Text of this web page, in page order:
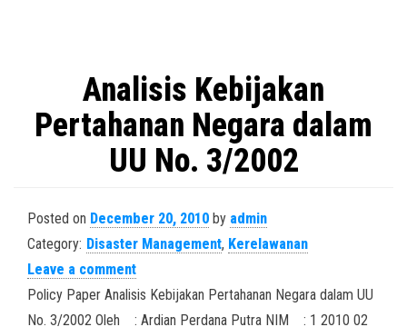
Analisis Kebijakan
Pertahanan Negara dalam
UU No. 3/2002
Posted on December 20, 2010 by admin
Category: Disaster Management, Kerelawanan
Leave a comment
Policy Paper Analisis Kebijakan Pertahanan Negara dalam UU
No. 3/2002 Oleh : Ardian Perdana Putra NIM : 1 2010 02